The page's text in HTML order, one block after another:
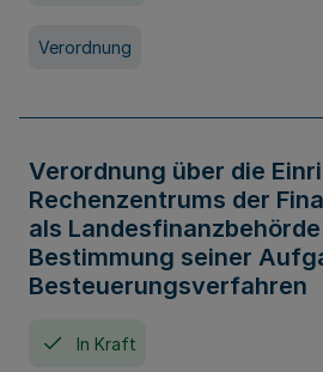
Verordnung
Verordnung über die
Rechenzentrums der
als
Bestimmung seiner
Besteuerungsverfahren
In Kraft